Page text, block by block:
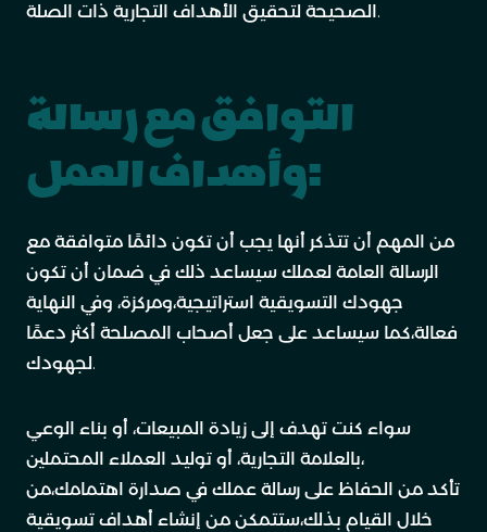
الصحيحة لتحقيق الأهداف التجارية ذات الصلة.
التوافق مع رسالة
وأهداف العمل:
من المهم أن تتذكر أنها يجب أن تكون دائمًا متوافقة مع
الرسالة العامة لعملك سيساعد ذلك في ضمان أن تكون
جهودك التسويقية استراتيجية،ومركزة، وفي النهاية
فعالة،كما سيساعد على جعل أصحاب المصلحة أكثر دعمًا
لجهودك.
سواء كنت تهدف إلى زيادة المبيعات، أو بناء الوعي
بالعلامة التجارية، أو توليد العملاء المحتملين،
تأكد من الحفاظ على رسالة عملك في صدارة اهتمامك،من
خلال القيام بذلك،ستتمكن من إنشاء أهداف تسويقية